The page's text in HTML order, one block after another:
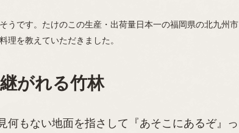
うです。たけのこの生産・出荷量日本一の福岡県の北九州市
理を教えていただきました。
がれる竹林
何もない地面を指さして『あそこにあるぞ』っ